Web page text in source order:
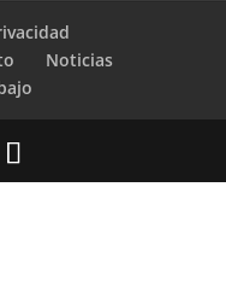
Noticias